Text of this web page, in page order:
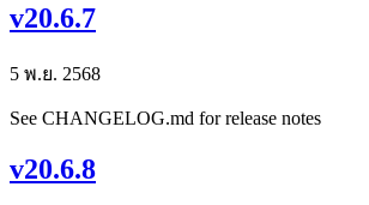
v20.6.7
5 พ.ย. 2568
See CHANGELOG.md for release notes
v20.6.8